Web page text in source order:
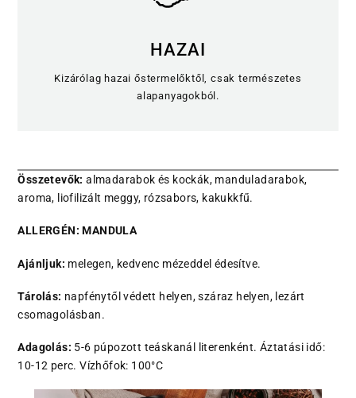
HAZAI
Kizárólag hazai őstermelőktől, csak természetes
alapanyagokból.
Összetevők:almadarabok és kockák, manduladarabok,
aroma, liofilizált meggy, rózsabors, kakukkfű.
ALLERGÉN: MANDULA
Ajánljuk: melegen, kedvenc mézeddel édesítve.
Tárolás: napfénytől védett helyen, száraz helyen, lezárt
csomagolásban.
Adagolás: 5-6 púpozott teáskanál literenként. Áztatási idő:
10-12 perc. Vízhőfok: 100°C